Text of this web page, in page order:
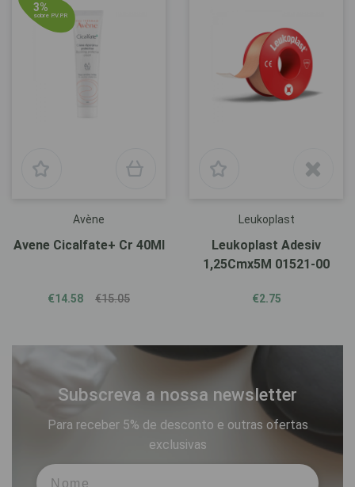
3%
sobre P.V.P.R
Avène
Avene Cicalfate+ Cr 40Ml
€14.58 €15.05
Leukoplast
Leukoplast Adesiv
1,25Cmx5M 01521-00
€2.75
Subscreva a nossa newsletter
Para receber 5% de desconto e outras ofertas
exclusivas